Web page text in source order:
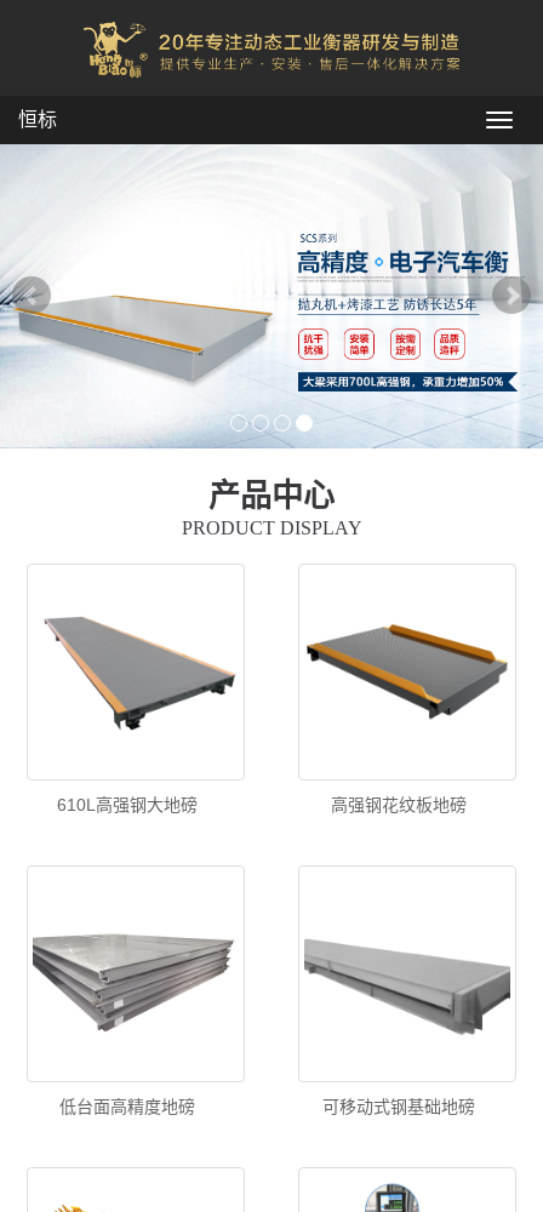
恒标
产品中心
PRODUCT DISPLAY
610L高强钢大地磅 高强钢花纹板地磅
低台面高精度地磅 可移动式钢基础地磅